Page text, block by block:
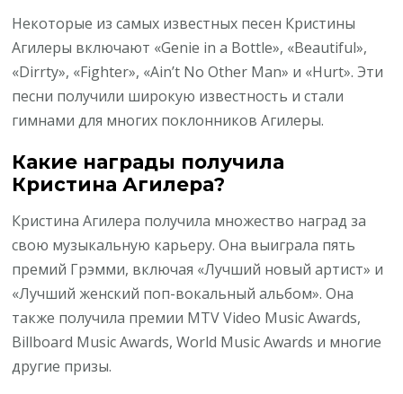
Некоторые из самых известных песен Кристины
Агилеры включают «Genie in a Bottle», «Beautiful»,
«Dirrty», «Fighter», «Ain’t No Other Man» и «Hurt». Эти
песни получили широкую известность и стали
гимнами для многих поклонников Агилеры.
Какие награды получила
Кристина Агилера?
Кристина Агилера получила множество наград за
свою музыкальную карьеру. Она выиграла пять
премий Грэмми, включая «Лучший новый артист» и
«Лучший женский поп-вокальный альбом». Она
также получила премии MTV Video Music Awards,
Billboard Music Awards, World Music Awards и многие
другие призы.